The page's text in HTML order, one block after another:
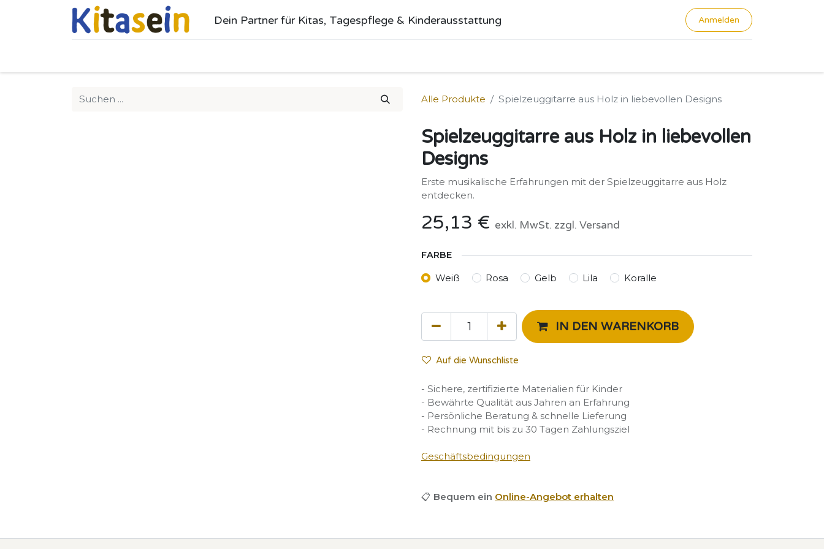
Dein Partner für Kitas, Tagespflege & Kinderausstattung Anmelden
Alle Produkte Spielzeuggitarre aus Holz in liebevollen Designs
Spielzeuggitarre aus Holz in liebevollen
Designs
Erste musikalische Erfahrungen mit der Spielzeuggitarre aus Holz
entdecken.
25,13 € exkl. MwSt. zzgl. Versand
FARBE
Weiß Rosa Gelb Lila Koralle
IN DEN WARENKORB
Auf die Wunschliste
- Sichere, zertifizierte Materialien für Kinder
- Bewährte Qualität aus Jahren an Erfahrung
- Persönliche Beratung & schnelle Lieferung
- Rechnung mit bis zu 30 Tagen Zahlungsziel
Geschäftsbedingungen
📋 Bequem ein Online-Angebot erhalten